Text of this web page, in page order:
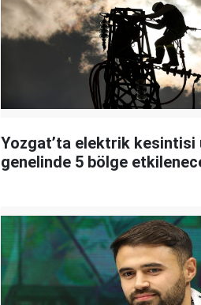
Yozgat’ta elektrik kesintisi
genelinde 5 bölge